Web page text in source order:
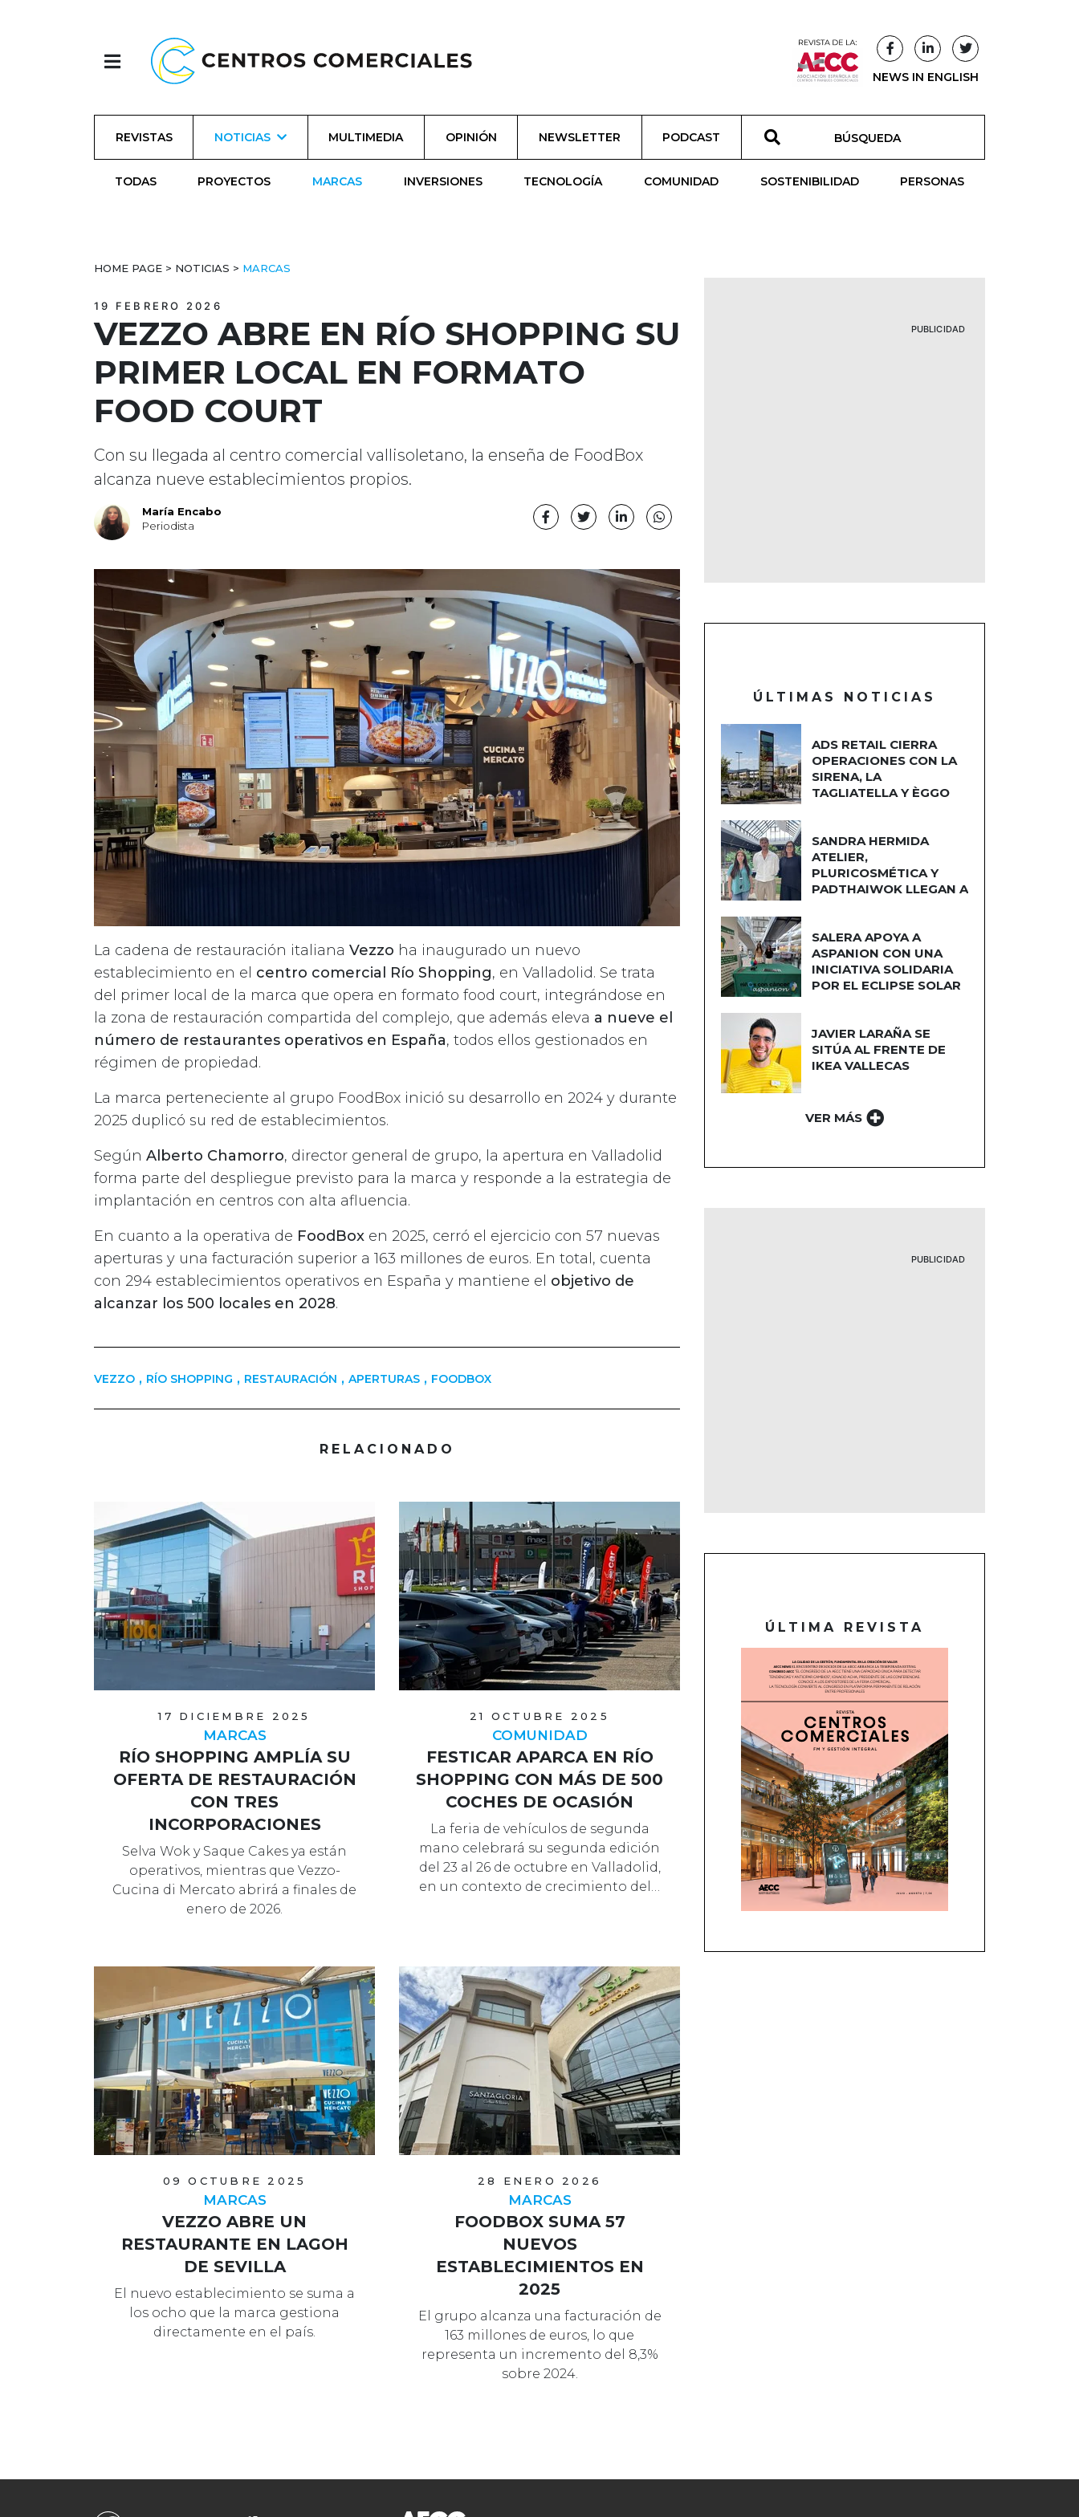
NEWS IN ENGLISH
REVISTAS NOTICIAS MULTIMEDIA OPINIÓN NEWSLETTER PODCAST
TODAS PROYECTOS MARCAS INVERSIONES TECNOLOGÍA COMUNIDAD SOSTENIBILIDAD PERSONAS
HOME PAGE > NOTICIAS > MARCAS
19 FEBRERO 2026
VEZZO ABRE EN RÍO SHOPPING SU
PRIMER LOCAL EN FORMATO
FOOD COURT
Con su llegada al centro comercial vallisoletano, la enseña de FoodBox
alcanza nueve establecimientos propios.
María Encabo
Periodista
La cadena de restauración italiana Vezzo ha inaugurado un nuevo
establecimiento en el centro comercial Río Shopping, en Valladolid. Se trata
del primer local de la marca que opera en formato food court, integrándose en
la zona de restauración compartida del complejo, que además eleva a nueve el
número de restaurantes operativos en España, todos ellos gestionados en
régimen de propiedad.
La marca perteneciente al grupo FoodBox inició su desarrollo en 2024 y durante
2025 duplicó su red de establecimientos.
Según Alberto Chamorro, director general de grupo, la apertura en Valladolid
forma parte del despliegue previsto para la marca y responde a la estrategia de
implantación en centros con alta afluencia.
En cuanto a la operativa de FoodBox en 2025, cerró el ejercicio con 57 nuevas
aperturas y una facturación superior a 163 millones de euros. En total, cuenta
con 294 establecimientos operativos en España y mantiene el objetivo de
alcanzar los 500 locales en 2028.
VEZZO , RÍO SHOPPING , RESTAURACIÓN , APERTURAS , FOODBOX
RELACIONADO
17 DICIEMBRE 2025
MARCAS
RÍO SHOPPING AMPLÍA SU
OFERTA DE RESTAURACIÓN
CON TRES
INCORPORACIONES
Selva Wok y Saque Cakes ya están
operativos, mientras que Vezzo-
Cucina di Mercato abrirá a finales de
enero de 2026.
21 OCTUBRE 2025
COMUNIDAD
FESTICAR APARCA EN RÍO
SHOPPING CON MÁS DE 500
COCHES DE OCASIÓN
La feria de vehículos de segunda
mano celebrará su segunda edición
del 23 al 26 de octubre en Valladolid,
en un contexto de crecimiento del…
09 OCTUBRE 2025
MARCAS
VEZZO ABRE UN
RESTAURANTE EN LAGOH
DE SEVILLA
El nuevo establecimiento se suma a
los ocho que la marca gestiona
directamente en el país.
28 ENERO 2026
MARCAS
FOODBOX SUMA 57
NUEVOS
ESTABLECIMIENTOS EN
2025
El grupo alcanza una facturación de
163 millones de euros, lo que
representa un incremento del 8,3%
sobre 2024.
PUBLICIDAD
ÚLTIMAS NOTICIAS
ADS RETAIL CIERRA
OPERACIONES CON LA
SIRENA, LA
TAGLIATELLA Y ÈGGO
SANDRA HERMIDA
ATELIER,
PLURICOSMÉTICA Y
PADTHAIWOK LLEGAN A
SALERA APOYA A
ASPANION CON UNA
INICIATIVA SOLIDARIA
POR EL ECLIPSE SOLAR
JAVIER LARAÑA SE
SITÚA AL FRENTE DE
IKEA VALLECAS
VER MÁS
PUBLICIDAD
ÚLTIMA REVISTA